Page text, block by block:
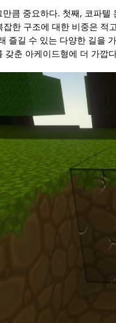
큼 중요하다. 첫째, 코파
잡한 구조에 대한 비중은 적
즐길 수 있는 다양한 길을
갖춘 아케이드형에 더 가깝